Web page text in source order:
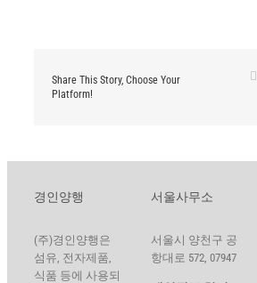
Share This Story, Choose Your
Platform!
경인양행
(주)경인양행은
섬유, 전자제품,
식품 등에 사용되
서울사무소
서울시 양천구 공
항대로 572, 07947